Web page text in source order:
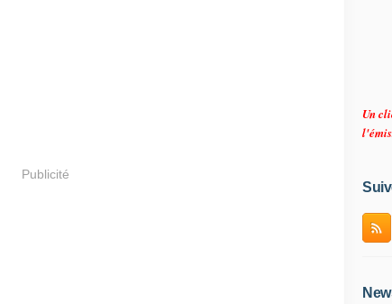
Publicité
Un